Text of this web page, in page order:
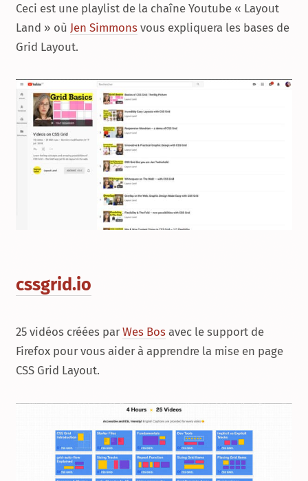
Ceci est une playlist de la chaîne Youtube « Layout
Land » où Jen Simmons vous expliquera les bases de
Grid Layout.
cssgrid.io
25 vidéos créées parWes Bos avec le support de
Firefox pour vous aider à apprendre la mise en page
CSS Grid Layout.